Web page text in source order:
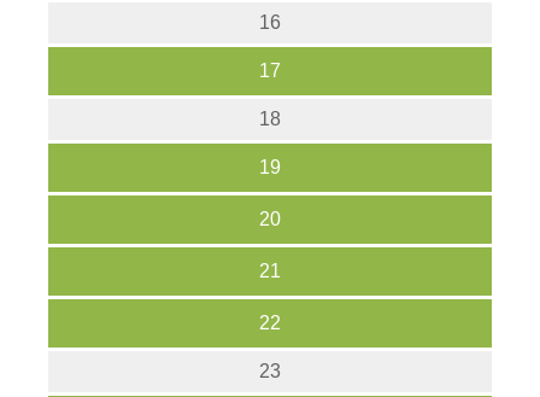
16
17
18
19
20
21
22
23